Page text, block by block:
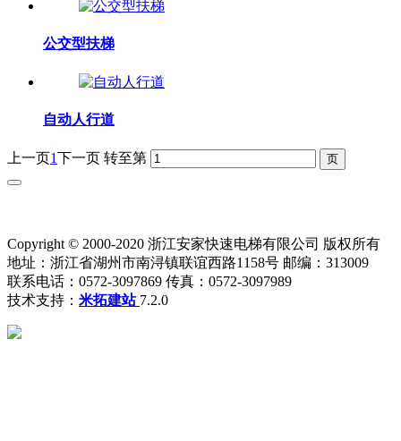
公交型扶梯
自动人行道
上一页1下一页 转至第
Copyright © 2000-2020 浙江安家快速电梯有限公司 版权所有
地址：浙江省湖州市南浔镇联谊西路1158号 邮编：313009
联系电话：0572-3097869 传真：0572-3097989
技术支持： 米拓建站 7.2.0